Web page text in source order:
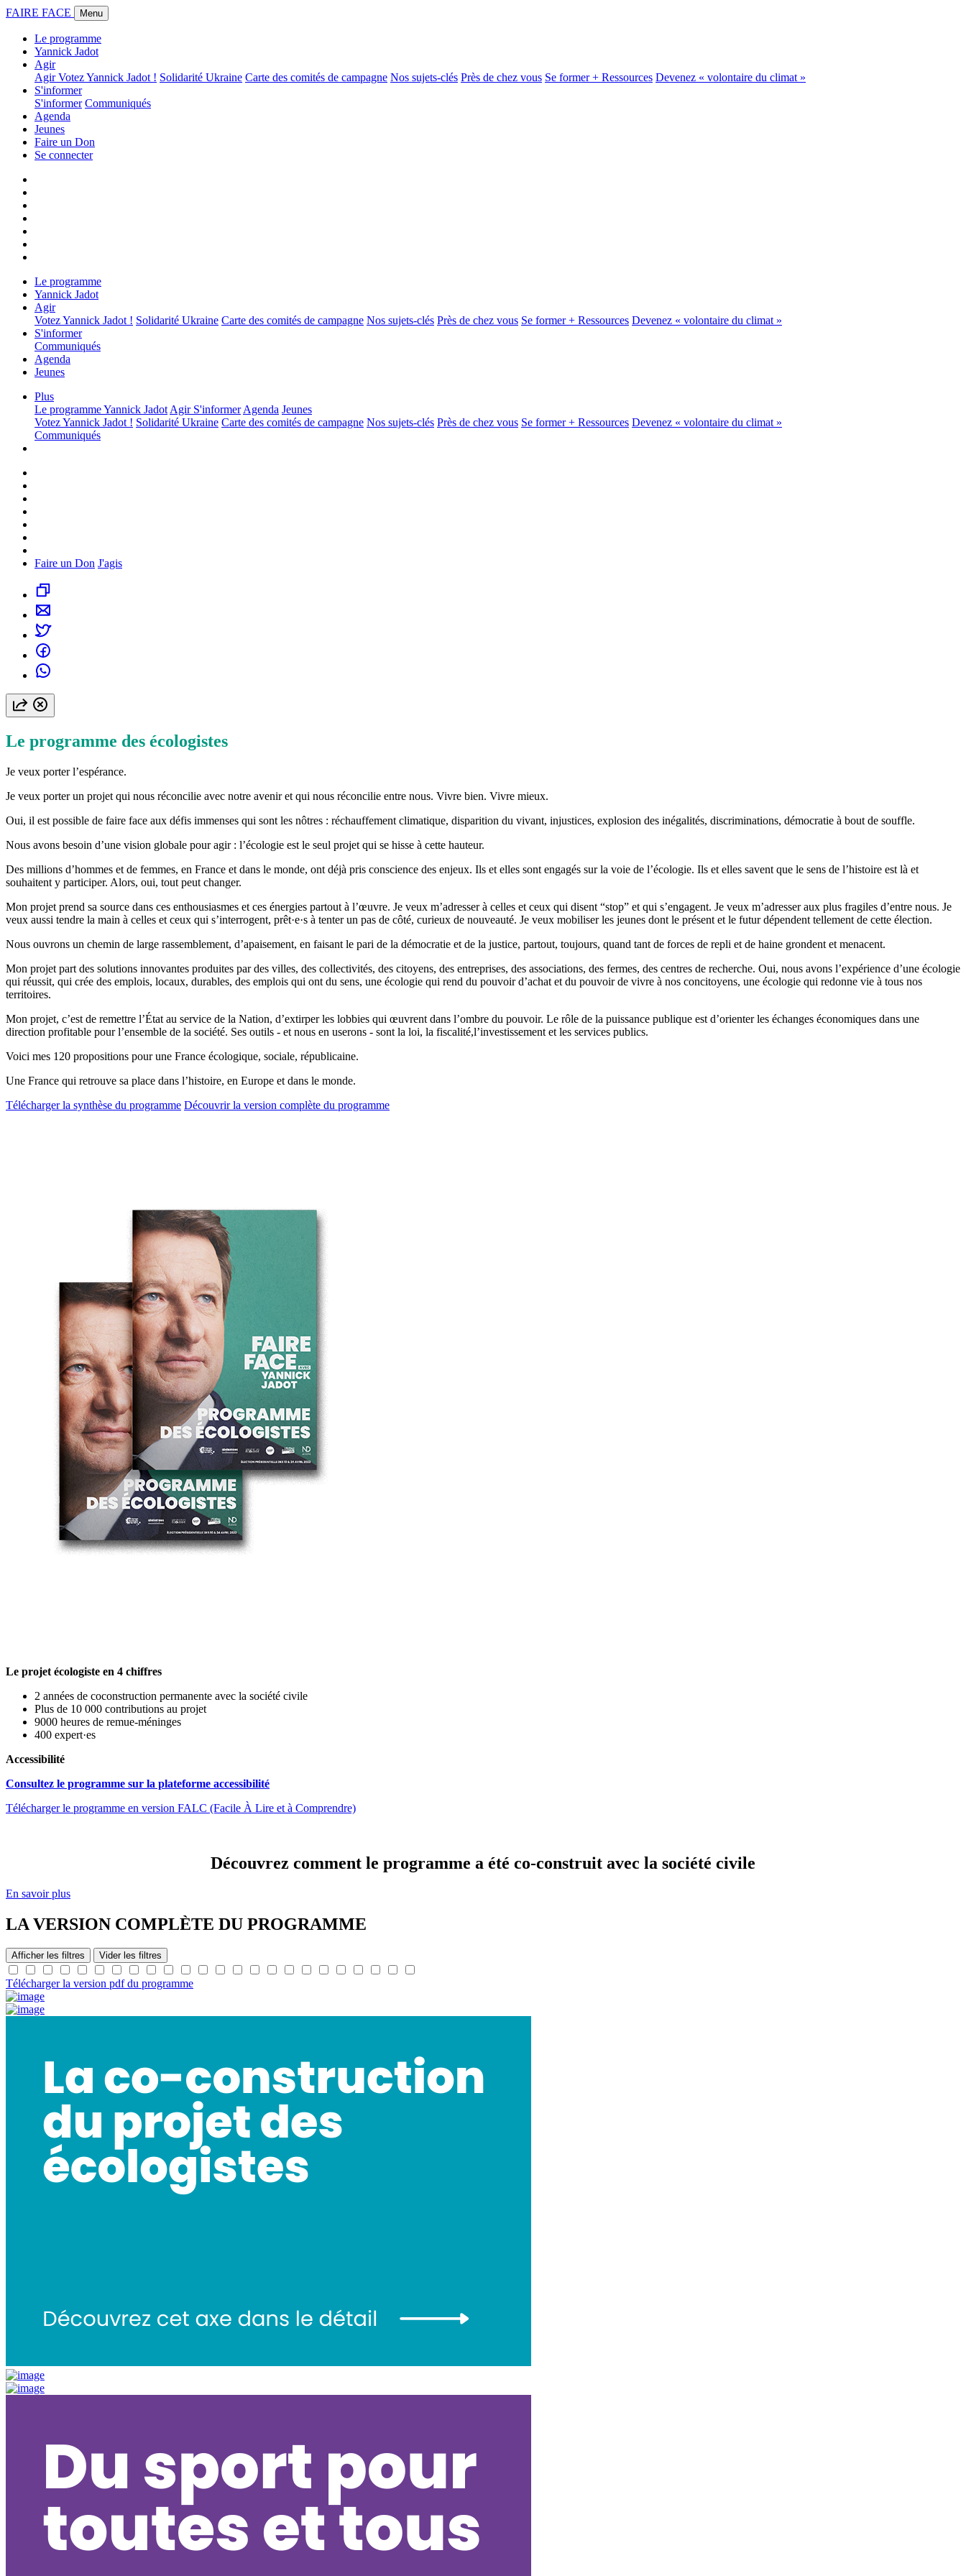
FAIRE FACE Menu
Le programme
Yannick Jadot
Agir
AgirVotez Yannick Jadot ! Solidarité Ukraine Carte des comités de campagne Nos sujets-clés Près de chez vous Se former + Ressources Devenez « volontaire du climat »
S'informer
S'informer Communiqués
Agenda
Jeunes
Faire un Don
Se connecter
Le programme
Yannick Jadot
Agir
Votez Yannick Jadot ! Solidarité Ukraine Carte des comités de campagne Nos sujets-clés Près de chez vous Se former + Ressources Devenez « volontaire du climat »
S'informer
Communiqués
Agenda
Jeunes
Plus
Le programmeYannick Jadot Agir S'informer Agenda Jeunes
Votez Yannick Jadot ! Solidarité Ukraine Carte des comités de campagne Nos sujets-clés Près de chez vous Se former + Ressources Devenez « volontaire du climat »
Communiqués
Faire un Don J'agis
Le programme des écologistes
Je veux porter l’espérance.
Je veux porter un projet qui nous réconcilie avec notre avenir et qui nous réconcilie entre nous. Vivre bien. Vivre mieux.
Oui, il est possible de faire face aux défis immenses qui sont les nôtres : réchauffement climatique, disparition du vivant, injustices, explosion des inégalités, discriminations, démocratie à bout de souffle.
Nous avons besoin d’une vision globale pour agir : l’écologie est le seul projet qui se hisse à cette hauteur.
Des millions d’hommes et de femmes, en France et dans le monde, ont déjà pris conscience des enjeux. Ils et elles sont engagés sur la voie de l’écologie. Ils et elles savent que le sens de l’histoire est là et
souhaitent y participer. Alors, oui, tout peut changer.
Mon projet prend sa source dans ces enthousiasmes et ces énergies partout à l’œuvre. Je veux m’adresser à celles et ceux qui disent “stop” et qui s’engagent. Je veux m’adresser aux plus fragiles d’entre nous. Je
veux aussi tendre la main à celles et ceux qui s’interrogent, prêt·e·s à tenter un pas de côté, curieux de nouveauté. Je veux mobiliser les jeunes dont le présent et le futur dépendent tellement de cette élection.
Nous ouvrons un chemin de large rassemblement, d’apaisement, en faisant le pari de la démocratie et de la justice, partout, toujours, quand tant de forces de repli et de haine grondent et menacent.
Mon projet part des solutions innovantes produites par des villes, des collectivités, des citoyens, des entreprises, des associations, des fermes, des centres de recherche. Oui, nous avons l’expérience d’une écologie
qui réussit, qui crée des emplois, locaux, durables, des emplois qui ont du sens, une écologie qui rend du pouvoir d’achat et du pouvoir de vivre à nos concitoyens, une écologie qui redonne vie à tous nos
territoires.
Mon projet, c’est de remettre l’État au service de la Nation, d’extirper les lobbies qui œuvrent dans l’ombre du pouvoir. Le rôle de la puissance publique est d’orienter les échanges économiques dans une
direction profitable pour l’ensemble de la société. Ses outils - et nous en userons - sont la loi, la fiscalité,l’investissement et les services publics.
Voici mes 120 propositions pour une France écologique, sociale, républicaine.
Une France qui retrouve sa place dans l’histoire, en Europe et dans le monde.
Télécharger la synthèse du programme Découvrir la version complète du programme
Le projet écologiste en 4 chiffres
2 années de coconstruction permanente avec la société civile
Plus de 10 000 contributions au projet
9000 heures de remue-méninges
400 expert·es
Accessibilité
Consultez le programme sur la plateforme accessibilité
Télécharger le programme en version FALC (Facile À Lire et à Comprendre)
Découvrez comment le programme a été co-construit avec la société civile
En savoir plus
LA VERSION COMPLÈTE DU PROGRAMME
Afficher les filtres Vider les filtres
Télécharger la version pdf du programme